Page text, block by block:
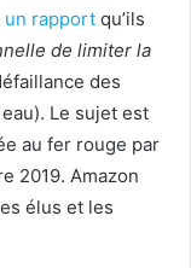
un rapport qu’ils
de limiter la
des
Le sujet est
au fer rouge par
2019. Amazon
élus et les